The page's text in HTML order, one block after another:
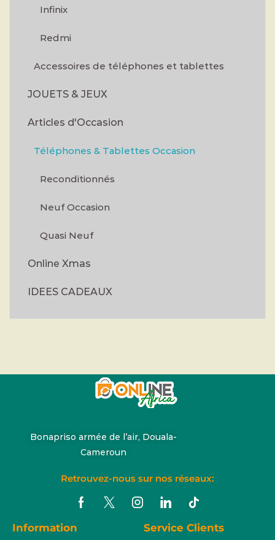
Infinix
Redmi
Accessoires de téléphones et tablettes
JOUETS & JEUX
Articles d'Occasion
Téléphones & Tablettes Occasion
Reconditionnés
Neuf Occasion
Quasi Neuf
Online Xmas
IDEES CADEAUX
Bonapriso armée de l’air, Douala-
Cameroun
Retrouvez-nous sur nos réseaux:
Information Service Clients